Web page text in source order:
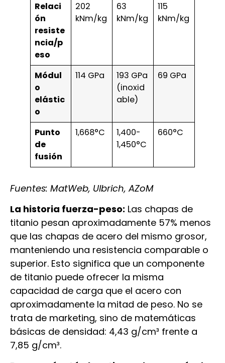
Relaci
ón
resiste
ncia/p
eso
202
kNm/kg
63
kNm/kg
115
kNm/kg
Módul
o
elástic
o
114 GPa
193 GPa
(inoxid
able)
69 GPa
Punto
de
fusión
1,668°C
1,400-
1,450°C
660°C
Fuentes: MatWeb, Ulbrich, AZoM
La historia fuerza-peso: Las chapas de
titanio pesan aproximadamente 57% menos
que las chapas de acero del mismo grosor,
manteniendo una resistencia comparable o
superior. Esto significa que un componente
de titanio puede ofrecer la misma
capacidad de carga que el acero con
aproximadamente la mitad de peso. No se
trata de marketing, sino de matemáticas
básicas de densidad: 4,43 g/cm³ frente a
7,85 g/cm³.